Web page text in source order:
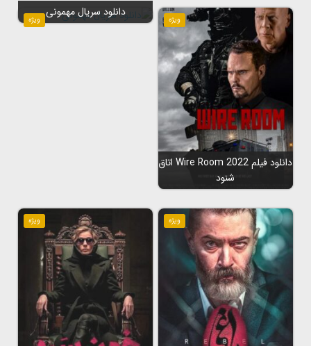
ویژه
دانلود فیلم Wire Room 2022 اتاق
شنود
ویژه
دانلود سریال مهمونی
ویژه ویژه